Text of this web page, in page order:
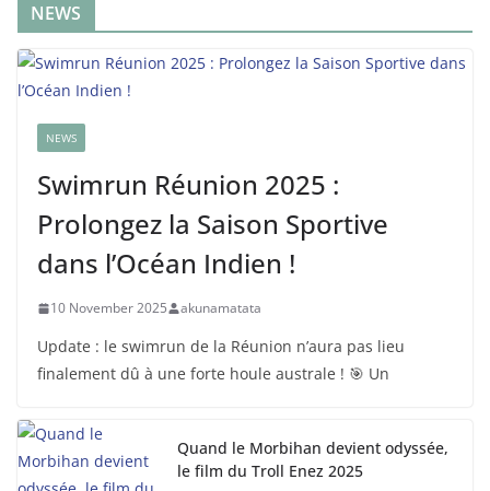
NEWS
NEWS
Swimrun Réunion 2025 :
Prolongez la Saison Sportive
dans l’Océan Indien !
10 November 2025 akunamatata
Update : le swimrun de la Réunion n’aura pas lieu
finalement dû à une forte houle australe ! 🎯 Un
Quand le Morbihan devient odyssée,
le film du Troll Enez 2025